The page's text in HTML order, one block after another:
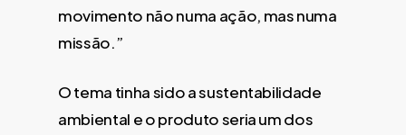
movimento não numa ação, mas numa
missão.”
O tema tinha sido a sustentabilidade
ambiental e o produto seria um dos